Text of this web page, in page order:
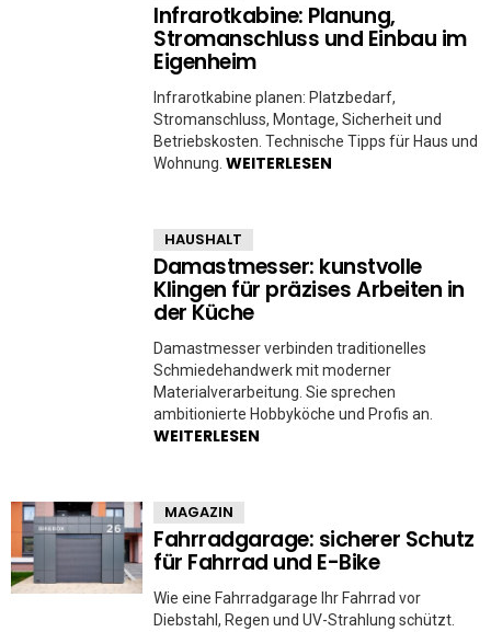
Infrarotkabine: Planung,
Stromanschluss und Einbau im
Eigenheim
Infrarotkabine planen: Platzbedarf,
Stromanschluss, Montage, Sicherheit und
Betriebskosten. Technische Tipps für Haus und
Wohnung. WEITERLESEN
HAUSHALT
Damastmesser: kunstvolle
Klingen für präzises Arbeiten in
der Küche
Damastmesser verbinden traditionelles
Schmiedehandwerk mit moderner
Materialverarbeitung. Sie sprechen
ambitionierte Hobbyköche und Profis an.
WEITERLESEN
MAGAZIN
Fahrradgarage: sicherer Schutz
für Fahrrad und E-Bike
Wie eine Fahrradgarage Ihr Fahrrad vor
Diebstahl, Regen und UV-Strahlung schützt.